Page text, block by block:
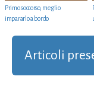
Primo soccorso, meglio
impararlo a bordo
Articoli